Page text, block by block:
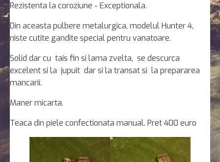
Rezistenta la coroziune - Exceptionala.
Din aceasta pulbere metalurgica, modelul Hunter 4,
niste cutite gandite special pentru vanatoare.
Solid dar cu tais fin si lama zvelta, se descurca
excelent si la jupuit dar si la transat si la prepararea
mancarii.
Maner micarta.
Teaca din piele confectionata manual. Pret 400 euro